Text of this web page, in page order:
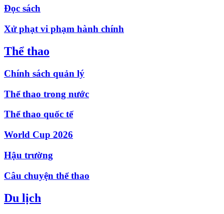
Đọc sách
Xử phạt vi phạm hành chính
Thể thao
Chính sách quản lý
Thể thao trong nước
Thể thao quốc tế
World Cup 2026
Hậu trường
Câu chuyện thể thao
Du lịch